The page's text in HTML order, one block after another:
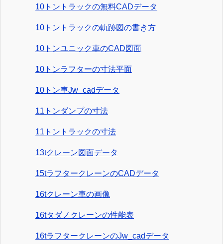
10トントラックの無料CADデータ
10トントラックの軌跡図の書き方
10トンユニック車のCAD図面
10トンラフターの寸法平面
10トン車Jw_cadデータ
11トンダンプの寸法
11トントラックの寸法
13tクレーン図面データ
15tラフタークレーンのCADデータ
16tクレーン車の画像
16tタダノクレーンの性能表
16tラフタークレーンのJw_cadデータ